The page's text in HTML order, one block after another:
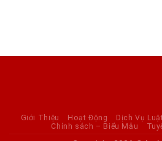
Giới Thiệu Hoạt Động Dịch Vụ
Chính sách – Biểu Mẫu